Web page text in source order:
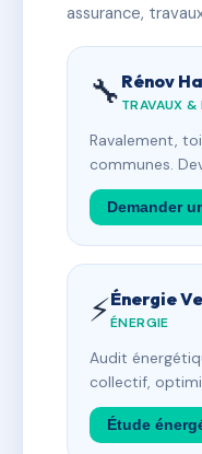
assurance,
🔧 Rénov
TRAVAUX
Ravalement,
communes.
Demander
⚡Énergie
ÉNERGIE
Audit
collectif,
Étude